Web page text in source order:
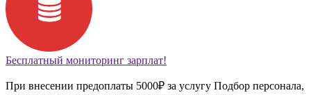
Бесплатный мониторинг зарплат!
При внесении предоплаты 5000₽ за услугу Подбор персонала,